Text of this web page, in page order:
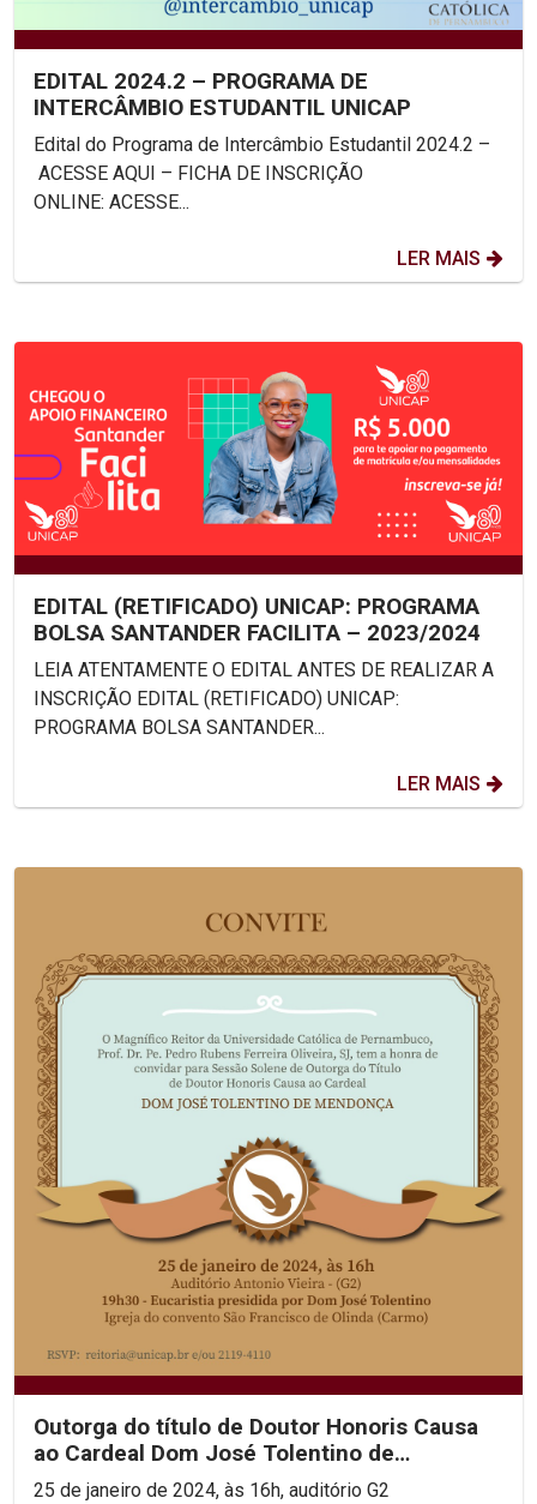
EDITAL 2024.2 – PROGRAMA DE
INTERCÂMBIO ESTUDANTIL UNICAP
Edital do Programa de Intercâmbio Estudantil 2024.2 –
ACESSE AQUI – FICHA DE INSCRIÇÃO
ONLINE: ACESSE...
LER MAIS
EDITAL (RETIFICADO) UNICAP: PROGRAMA
BOLSA SANTANDER FACILITA – 2023/2024
LEIA ATENTAMENTE O EDITAL ANTES DE REALIZAR A
INSCRIÇÃO EDITAL (RETIFICADO) UNICAP:
PROGRAMA BOLSA SANTANDER...
LER MAIS
Outorga do título de Doutor Honoris Causa
ao Cardeal Dom José Tolentino de
Mendonça
25 de janeiro de 2024, às 16h, auditório G2